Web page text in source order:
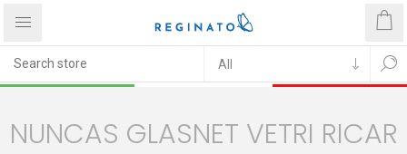
NUNCAS GLASNET VETRI RICAR